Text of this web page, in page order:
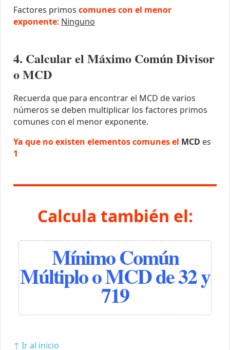
Factores primos comunes con el menor
exponente: Ninguno
4. Calcular el Máximo Común Divisor
o MCD
Recuerda que para encontrar el MCD de varios
números se deben multiplicar los factores primos
comunes con el menor exponente.
Ya que no existen elementos comunes el MCD es
1
Calcula también el:
Mínimo Común
Múltiplo o MCD de 32 y
719
↑ Ir al inicio